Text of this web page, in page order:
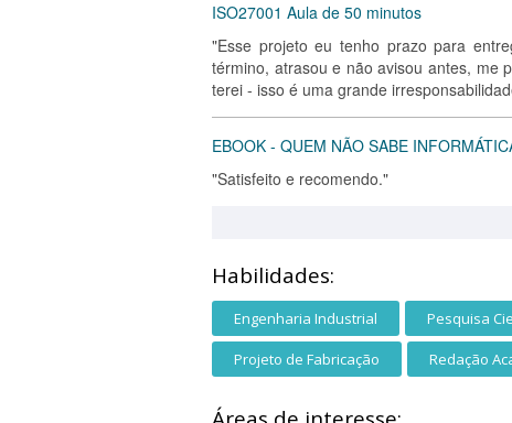
ISO27001 Aula de 50 minutos
"Esse projeto eu tenho prazo para
término, atrasou e não avisou antes, me
terei - isso é uma grande
EBOOK - QUEM NÃO SABE
"Satisfeito e recomendo."
Habilidades:
Engenharia Industrial Pesquisa
Projeto de Fabricação Redação